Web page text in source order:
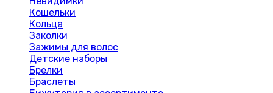
Кошельки
Кольца
Заколки
Зажимы для волос
Детские наборы
Брелки
Браслеты